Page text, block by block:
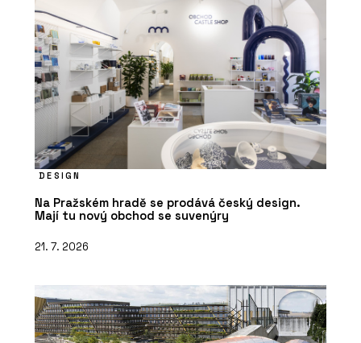
DESIGN
Na Pražském hradě se prodává český design.
Mají tu nový obchod se suvenýry
21. 7. 2026